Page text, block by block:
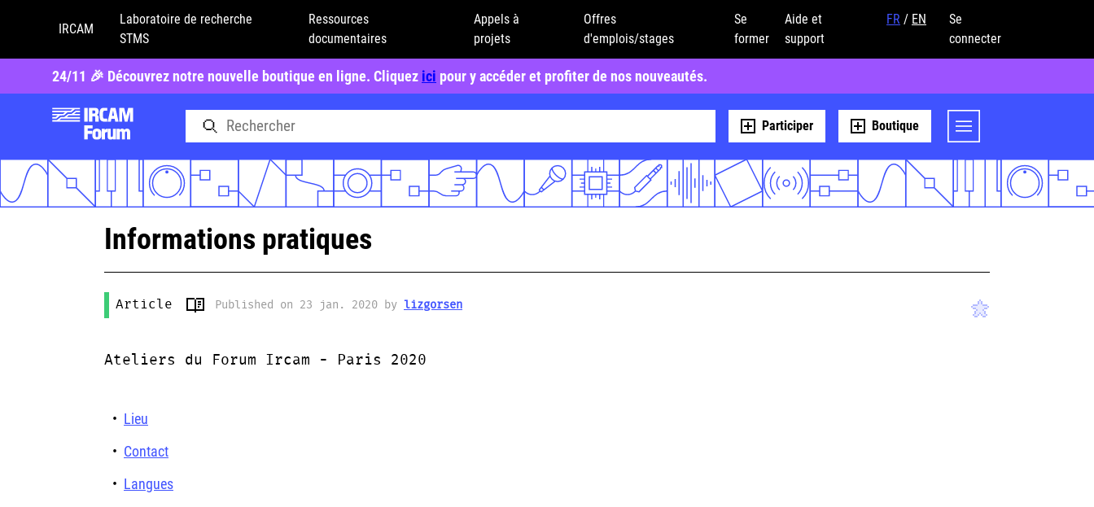
IRCAM
Laboratoire de recherche
STMS
Ressources
documentaires
Appels à
projets
Offres
d'emplois/stages
Se
former
Aide et
support
FR / EN
Se
connecter
24/11 🎉 Découvrez notre nouvelle boutique en ligne. Cliquez ici pour y accéder et profiter de nos nouveautés.
Participer Boutique
Informations pratiques
Article Published on 23 jan. 2020 by lizgorsen
Ateliers du Forum Ircam - Paris 2020
Lieu
Contact
Langues